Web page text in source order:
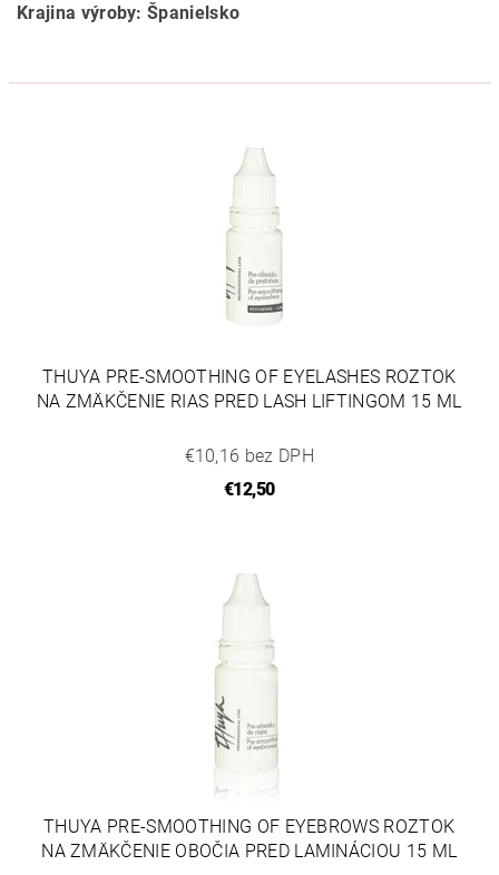
Krajina výroby: Španielsko
THUYA PRE-SMOOTHING OF EYELASHES ROZTOK
NA ZMÄKČENIE RIAS PRED LASH LIFTINGOM 15 ML
€10,16 bez DPH
€12,50
THUYA PRE-SMOOTHING OF EYEBROWS ROZTOK
NA ZMÄKČENIE OBOČIA PRED LAMINÁCIOU 15 ML